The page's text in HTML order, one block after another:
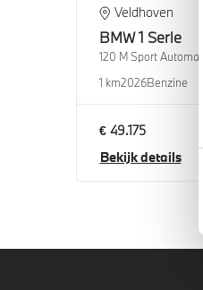
Veldhoven
BMW 1 Serie
120 M Sport Automaat
1 km2026Benzine
€ 49.175
Bekijk details